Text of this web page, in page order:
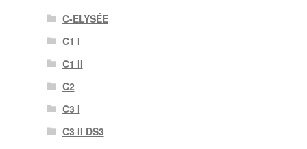
C-ELYSÉE
C1 I
C1 II
C2
C3 I
C3 II DS3